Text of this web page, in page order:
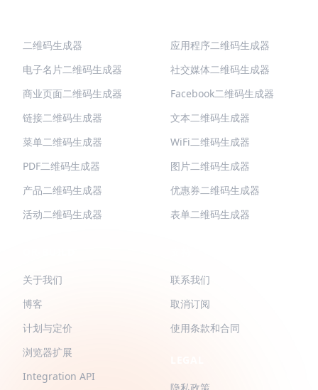
二维码生成器
电子名片二维码生成器
商业页面二维码生成器
链接二维码生成器
菜单二维码生成器
PDF二维码生成器
产品二维码生成器
活动二维码生成器
应用程序二维码生成器
社交媒体二维码生成器
Facebook二维码生成器
文本二维码生成器
WiFi二维码生成器
图片二维码生成器
优惠券二维码生成器
表单二维码生成器
关于我们
博客
计划与定价
浏览器扩展
Integration API
联系我们
取消订阅
使用条款和合同